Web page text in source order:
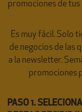
promociones de
Es muy fácil. Solo
de negocios de las
a la newsletter.
promociones
PASO 1.